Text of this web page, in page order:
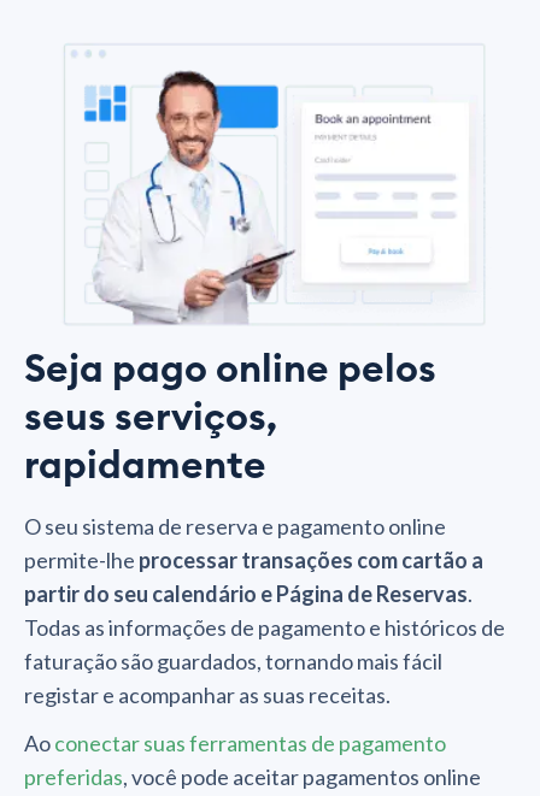
Seja pago online pelos
seus serviços,
rapidamente
O seu sistema de reserva e pagamento online
permite-lhe processar transações com cartão a
partir do seu calendário e Página de Reservas.
Todas as informações de pagamento e históricos de
faturação são guardados, tornando mais fácil
registar e acompanhar as suas receitas.
Aoconectar suas ferramentas de pagamento
preferidas, você pode aceitar pagamentos online